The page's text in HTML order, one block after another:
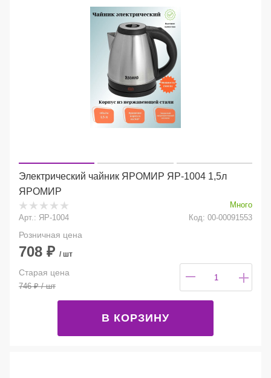
Электрический чайник ЯРОМИР ЯР-1004 1,5л
ЯРОМИР
Много
Арт.: ЯР-1004
Код: 00-00091553
Розничная цена
708 ₽ / шт
Старая цена
746₽/ шт
В КОРЗИНУ